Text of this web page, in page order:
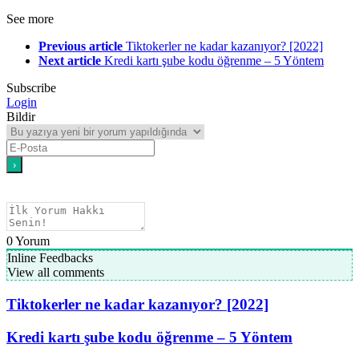
See more
Previous article Tiktokerler ne kadar kazanıyor? [2022]
Next article Kredi kartı şube kodu öğrenme – 5 Yöntem
Subscribe
Login
Bildir
0Yorum
Inline Feedbacks
View all comments
Tiktokerler ne kadar kazanıyor? [2022]
Kredi kartı şube kodu öğrenme – 5 Yöntem